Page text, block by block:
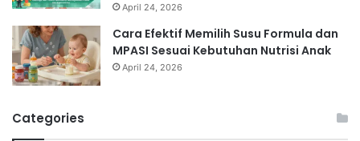
April 24, 2026
Cara Efektif Memilih Susu Formula dan
MPASI Sesuai Kebutuhan Nutrisi Anak
April 24, 2026
Categories